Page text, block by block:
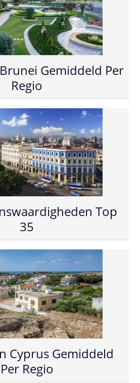
Gemiddeld Per
Regio
Top
35
Cyprus Gemiddeld
Per Regio